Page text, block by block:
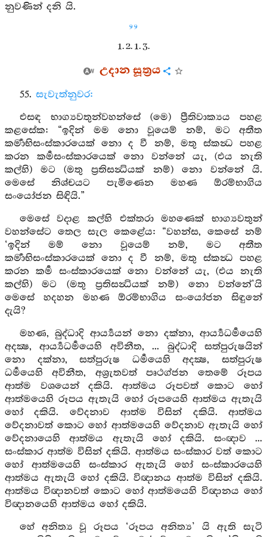
නුවණින් දනි යි.
99
1. 2. 1. 3.
උදාන සූත්‍රය
55. සැවැත්නුවර:
එසඳ භාග්‍යවතුන්වහන්සේ (මෙ) ප්‍රීතිවාක්‍යය පහළ
කළසේක: “ඉදින් මම නො වූයෙම් නම්, මට අතීත
කර්‍මාභිසංස්කාරයෙක් නො ද වී නම්, මතු ස්කන්‍ධ පහළ
කරන කර්‍මසංස්කාරයෙක් නො වන්නේ යැ, (එය නැති
කල්හි) මට (මතු ප්‍රතිසන්‍ධියක් නම්) නො වන්නේ යි.
මෙසේ නිශ්චයට පැමිණෙන මහණ ඕරම්භාගිය
සංයෝජන සිඳියි.”
මෙසේ වදාළ කල්හි එක්තරා මහණෙක් භාග්‍යවතුන්
වහන්සේට තෙල සැල කෙළේය: “වහන්ස, කෙසේ නම්
‘ඉදින් මම් නො වූයෙම් නම්, මට අතීත
කර්‍මාභිසංස්කාරයෙක් නො ද වී නම්, මතු ස්කන්‍ධ පහළ
කරන කර්‍ම සංස්කාරයෙක් නො වන්නේ යැ, (එය නැති
කල්හි) මට (මතු ප්‍රතිසන්‍ධියක් නම්) නො වන්නේ’යි
මෙසේ හදහන මහණ ඕරම්භාගිය සංයෝජන සිඳුනේ
දැයි?
මහණ, බුද්ධාදි ආර්‍ය්‍යයන් නො දක්නා, ආර්‍ය්‍යධර්‍මයෙහි
අදක්‍ෂ, ආර්‍ය්‍යධර්‍මයෙහි අවිනීත, ... බුද්ධාදි සත්පුරුෂයින්
නො දක්නා, සත්පුරුෂ ධර්‍මයෙහි අදක්‍ෂ, සත්පුරුෂ
ධර්‍මයෙහි අවිනීත, අශ්‍රැතවත් පෘථග්ජන තෙමේ රූපය
ආත්ම වශයෙන් දකියි. ආත්මය රූපවත් කොට හෝ
ආත්මයෙහි රූපය ඇතැයි හෝ රූපයෙහි ආත්මය ඇතැයි
හෝ දකියි. වේදනාව ආත්ම විසින් දකියි. ආත්මය
වේදනාවත් කොට හෝ ආත්මයෙහි වේදනාව ඇතැයි හෝ
වේදනායෙහි ආත්මය ඇතැයි හෝ දකියි. සංඥාව ...
සංස්කාර ආත්ම විසින් දකියි. ආත්මය සංස්කාර වත් කොට
හෝ ආත්මයෙහි සංස්කාර ඇතැයි හෝ සංස්කාරයෙහි
ආත්මය ඇතැයි හෝ දකියි. විඥානය ආත්ම විසින් දකියි.
ආත්මය විඥානවත් කොට හෝ ආත්මයෙහි විඥානය හෝ
විඥානයෙහි ආත්මය හෝ දකියි.
හේ අනිත්‍ය වූ රූපය ‘රූපය අනිත්‍ය’ යි ඇති සැටි